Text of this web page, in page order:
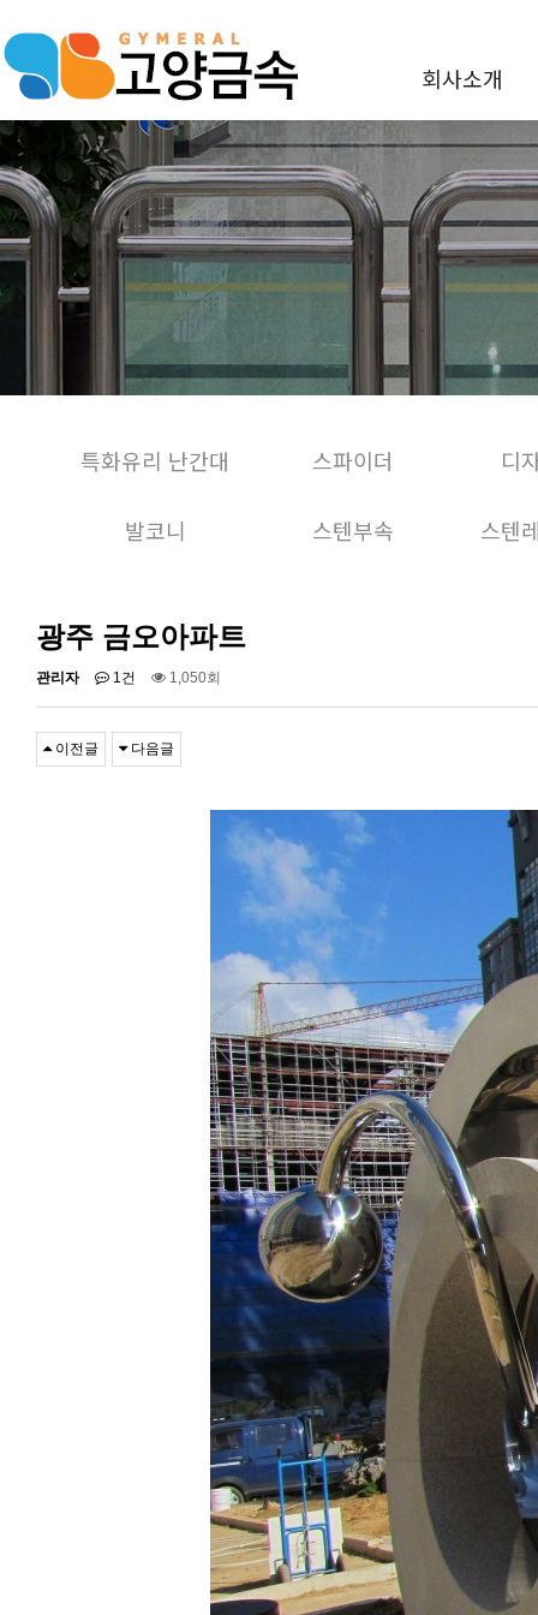
회사소개
특화유리 난간대 스파이더 디
발코니 스텐부속 스텐
광주 금오아파트
관리자 1건 1,050회
이전글 다음글